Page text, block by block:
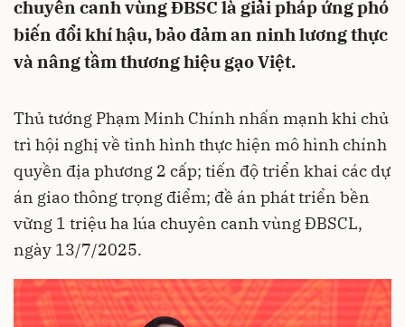
chuyên canh vùng ĐBSC là giải pháp ứng phó
biến đổi khí hậu, bảo đảm an ninh lương thực
và nâng tầm thương hiệu gạo Việt.
Thủ tướng Phạm Minh Chính nhấn mạnh khi chủ
trì hội nghị về tình hình thực hiện mô hình chính
quyền địa phương 2 cấp; tiến độ triển khai các dự
án giao thông trọng điểm; đề án phát triển bền
vững 1 triệu ha lúa chuyên canh vùng ĐBSCL,
ngày 13/7/2025.